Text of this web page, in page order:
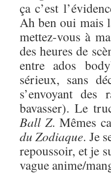
ça c’est
Ah ben oui mais
mettez-vous à
des heures de
entre ados
sérieux, sans
s’envoyant
bavasser). Le
Ball Z. Mêmes
du Zodiaque. Je
repoussoir, et je
vague anime/